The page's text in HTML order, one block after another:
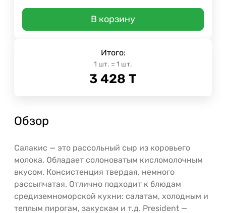
В корзину
Итого:
1 шт. = 1 шт.
3 428 Т
Обзор
Салакис — это рассольный сыр из коровьего
молока. Обладает солоноватым кисломолочным
вкусом. Консистенция твердая, немного
рассыпчатая. Отлично подходит к блюдам
средиземноморской кухни: салатам, холодным и
теплым пирогам, закускам и т.д. President —